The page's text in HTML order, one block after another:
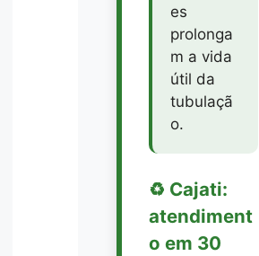
es
prolonga
m a vida
útil da
tubulaçã
o.
♻️ Cajati:
atendiment
o em 30